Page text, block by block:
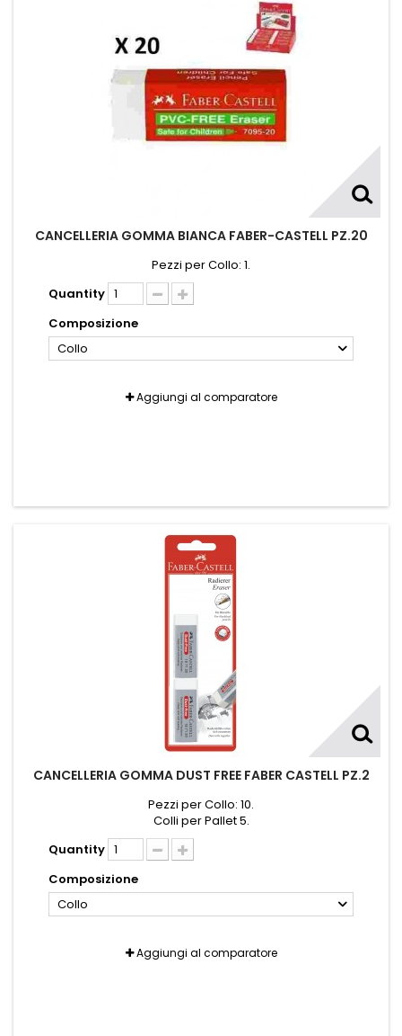
CANCELLERIA GOMMA BIANCA FABER-CASTELL PZ.20
Pezzi per Collo: 1.
Quantity
Composizione
Collo
Aggiungi al comparatore
CANCELLERIA GOMMA DUST FREE FABER CASTELL PZ.2
Pezzi per Collo: 10.
Colli per Pallet 5.
Quantity
Composizione
Collo
Aggiungi al comparatore